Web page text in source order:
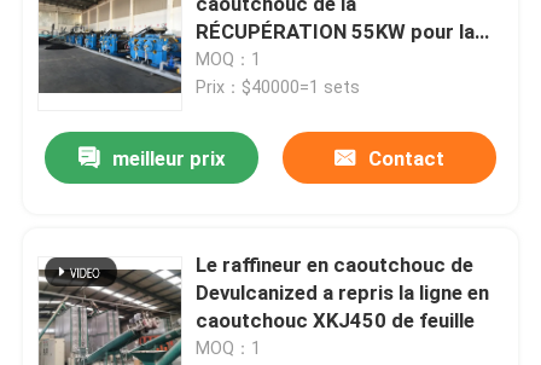
RÉCUPÉRATION 55KW pour la
ligne en caoutchouc de feuille de
récupération
MOQ：1
Prix：$40000=1 sets
meilleur prix Contact
Le raffineur en caoutchouc de
Devulcanized a repris la ligne en
caoutchouc XKJ450 de feuille
MOQ：1